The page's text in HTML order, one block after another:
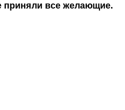
приняли все желающие.